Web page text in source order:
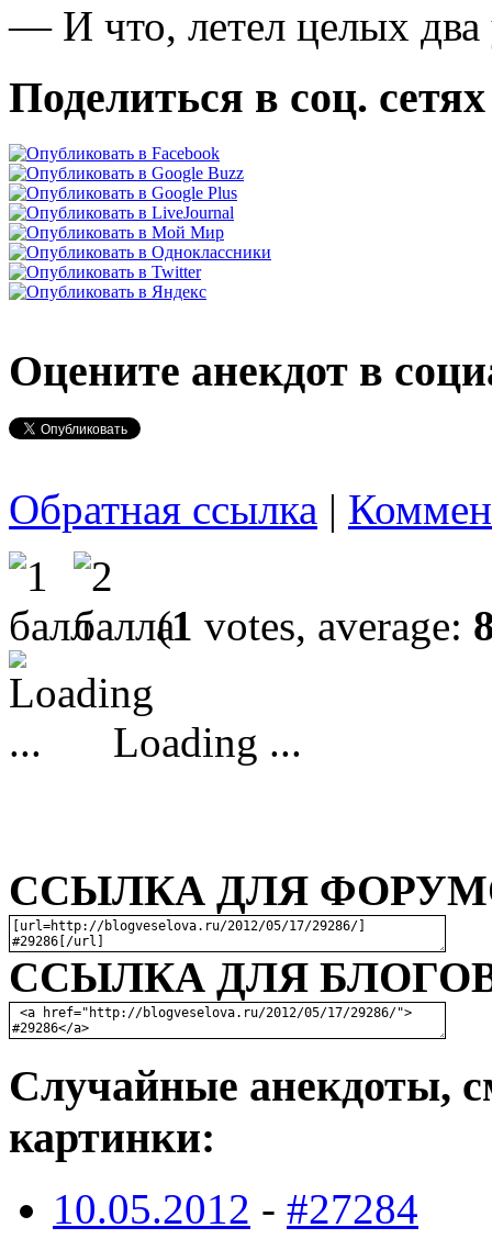
— И что, летел целых два
Поделиться в соц. сетях
Оцените анекдот в
Обратная ссылка |
(1 votes, average:
Loading ...
ССЫЛКА ДЛЯ
ССЫЛКА ДЛЯ БЛОГОВ
Случайные анекдоты,
картинки:
10.05.2012 - #27284